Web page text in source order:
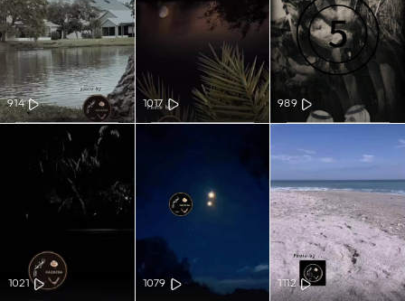
989
1017
914
1112
1079
1021